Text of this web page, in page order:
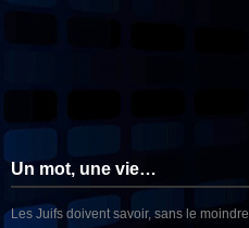
Un mot, une vie…
Les Juifs doivent savoir, sans le moindre